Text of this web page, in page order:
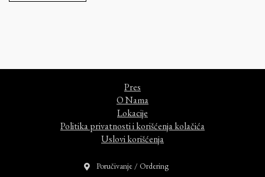
Pres
O Nama
Lokacije
Politika privatnosti i korišćenja kolačića
Uslovi korišćenja
Poručivanje / Ordering